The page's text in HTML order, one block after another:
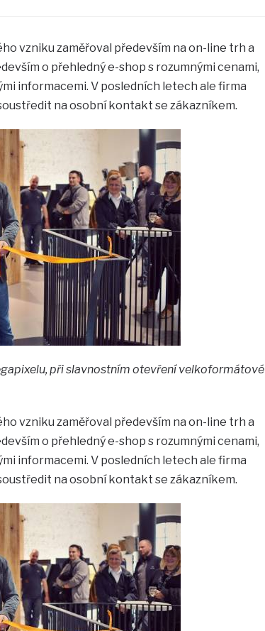
vzniku zaměřoval především na on-line trh a
o přehledný e-shop s rozumnými cenami,
informacemi. V posledních letech ale firma
na osobní kontakt se zákazníkem.
při slavnostním otevření velkoformátové
vzniku zaměřoval především na on-line trh a
o přehledný e-shop s rozumnými cenami,
informacemi. V posledních letech ale firma
na osobní kontakt se zákazníkem.